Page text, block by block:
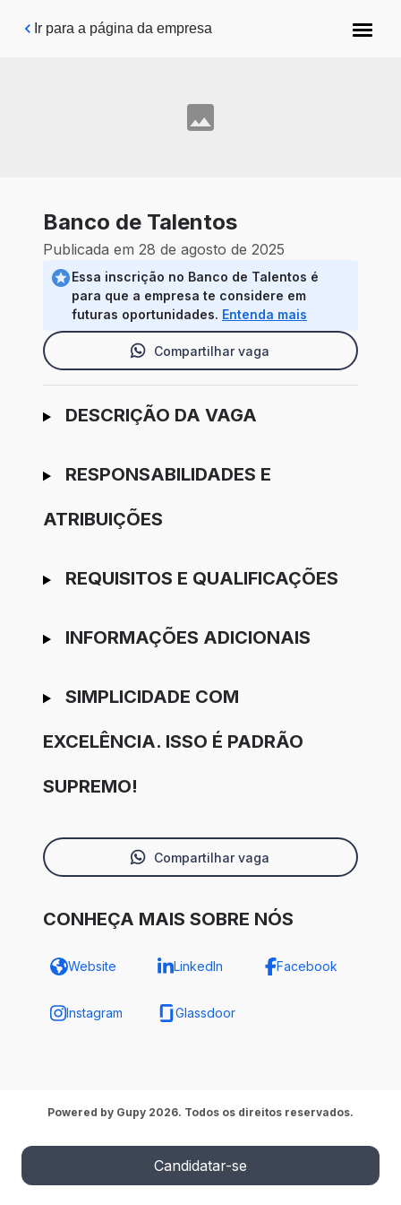
Pular para o conteúdo principal
Ir para a página da empresa
Banco de Talentos
Publicada em 28 de agosto de 2025
Essa inscrição no Banco de Talentos é
para que a empresa te considere em
futuras oportunidades. Entenda mais
Compartilhar vaga
Ir para candidatura
DESCRIÇÃO DA VAGA
RESPONSABILIDADES E
ATRIBUIÇÕES
REQUISITOS E QUALIFICAÇÕES
INFORMAÇÕES ADICIONAIS
SIMPLICIDADE COM
EXCELÊNCIA. ISSO É PADRÃO
SUPREMO!
Compartilhar vaga
CONHEÇA MAIS SOBRE NÓS
Website LinkedIn Facebook
Instagram Glassdoor
Candidatar-se
Powered by Gupy 2026. Todos os direitos reservados.